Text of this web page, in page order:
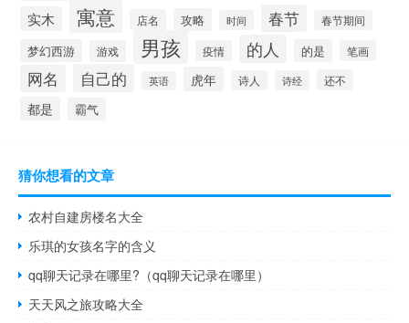
实木 寓意 店名 攻略 时间 春节 春节期间
梦幻西游 游戏 男孩 疫情 的人 的是 笔画
网名 自己的 英语 虎年 诗人 诗经 还不
都是 霸气
猜你想看的文章
农村自建房楼名大全
乐琪的女孩名字的含义
qq聊天记录在哪里?（qq聊天记录在哪里）
天天风之旅攻略大全